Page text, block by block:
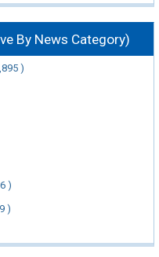
By News Category)
)
)
)